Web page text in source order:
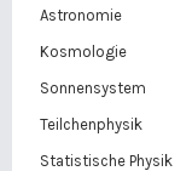
Astronomie
Kosmologie
Sonnensystem
Teilchenphysik
Statistische Physik